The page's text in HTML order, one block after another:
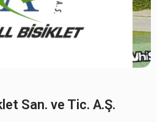
San. ve Tic. A.Ş.